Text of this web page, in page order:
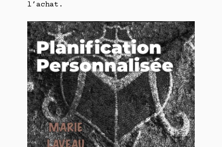
l’achat.